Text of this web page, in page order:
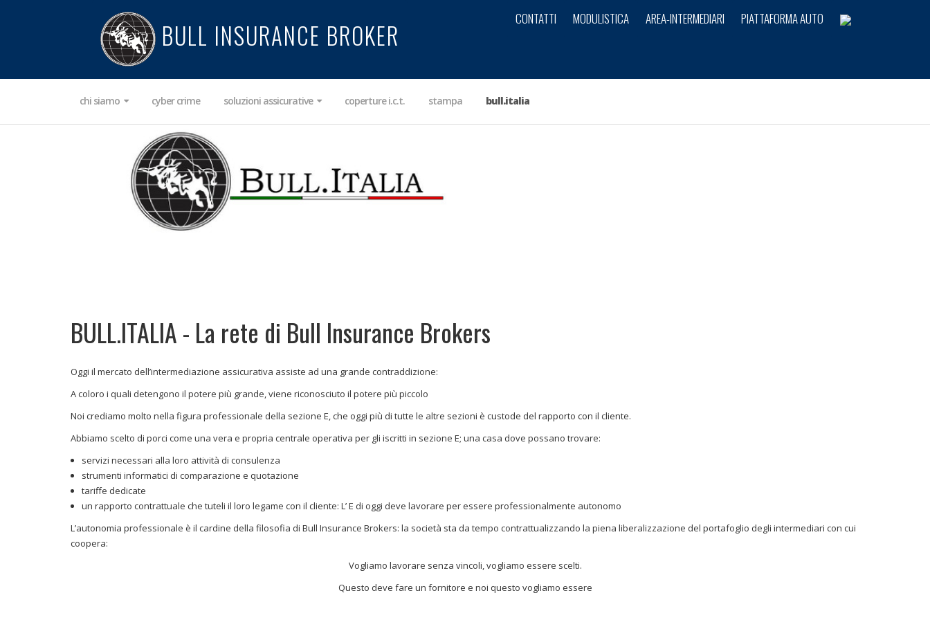
BULL INSURANCE BROKER
CONTATTI MODULISTICA AREA-INTERMEDIARI PIATTAFORMA AUTO
chi siamo cyber crime soluzioni assicurative coperture i.c.t. stampa bull.italia
BULL.ITALIA - La rete di Bull Insurance Brokers
Oggi il mercato dell’intermediazione assicurativa assiste ad una grande contraddizione:
A coloro i quali detengono il potere più grande, viene riconosciuto il potere più piccolo
Noi crediamo molto nella figura professionale della sezione E, che oggi più di tutte le altre sezioni è custode del rapporto con il cliente.
Abbiamo scelto di porci come una vera e propria centrale operativa per gli iscritti in sezione E; una casa dove possano trovare:
servizi necessari alla loro attività di consulenza
strumenti informatici di comparazione e quotazione
tariffe dedicate
un rapporto contrattuale che tuteli il loro legame con il cliente: L’ E di oggi deve lavorare per essere professionalmente autonomo
L’autonomia professionale è il cardine della filosofia di Bull Insurance Brokers: la società sta da tempo contrattualizzando la piena liberalizzazione del portafoglio degli intermediari con cui
coopera:
Vogliamo lavorare senza vincoli, vogliamo essere scelti.
Questo deve fare un fornitore e noi questo vogliamo essere